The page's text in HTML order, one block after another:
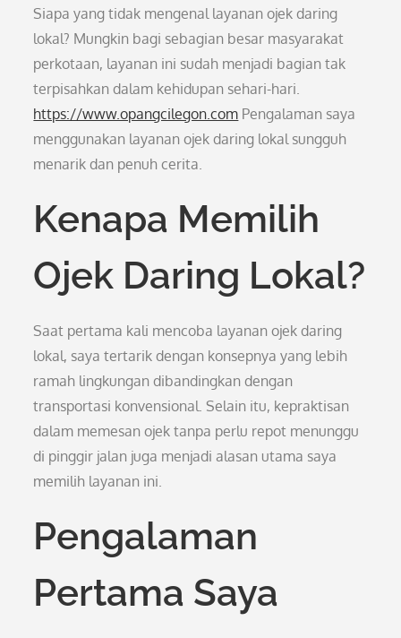
Siapa yang tidak mengenal layanan ojek daring
lokal? Mungkin bagi sebagian besar masyarakat
perkotaan, layanan ini sudah menjadi bagian tak
terpisahkan dalam kehidupan sehari-hari.
https://www.opangcilegon.com Pengalaman saya
menggunakan layanan ojek daring lokal sungguh
menarik dan penuh cerita.
Kenapa Memilih
Ojek Daring Lokal?
Saat pertama kali mencoba layanan ojek daring
lokal, saya tertarik dengan konsepnya yang lebih
ramah lingkungan dibandingkan dengan
transportasi konvensional. Selain itu, kepraktisan
dalam memesan ojek tanpa perlu repot menunggu
di pinggir jalan juga menjadi alasan utama saya
memilih layanan ini.
Pengalaman
Pertama Saya